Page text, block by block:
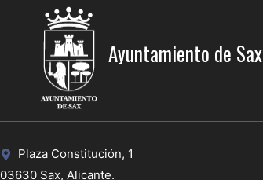
Ayuntamiento de Sax
Plaza Constitución, 1
03630 Sax, Alicante.